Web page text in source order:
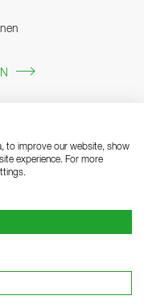
to improve our website, show
experience. For more
Lieferant werden